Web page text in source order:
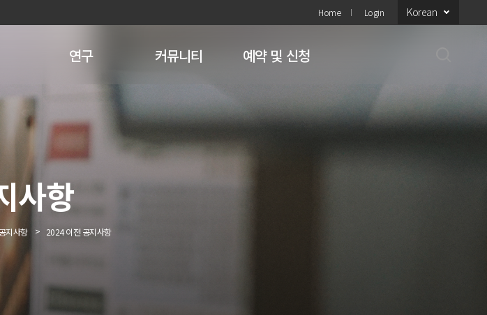
Home Login Korean
연구 커뮤니티 예약 및 신청
사항
공지사항 > 2024 이전 공지사항